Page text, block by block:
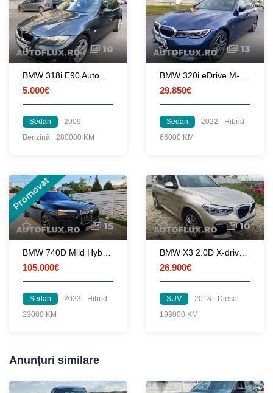
10
5.000€
Sedan
2009
Benzină
280000 KM
13
29.850€
Sedan 2022
Hibrid
66000 KM
Promovat
15
105.000€
Sedan 2023
Hibrid
23000 KM
10
26.900€
SUV 2018
Diesel
193000 KM
Anunțuri similare